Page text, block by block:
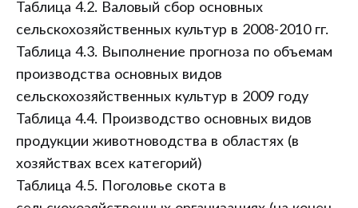
Таблица 4.2. Валовый сбор основных
сельскохозяйственных культур в 2008-2010 гг.
Таблица 4.3. Выполнение прогноза по объемам
производства основных видов
сельскохозяйственных культур в 2009 году
Таблица 4.4. Производство основных видов
продукции животноводства в областях (в
хозяйствах всех категорий)
Таблица 4.5. Поголовье скота в